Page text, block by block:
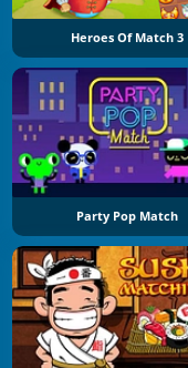
Heroes Of Match 3
Party Pop Match